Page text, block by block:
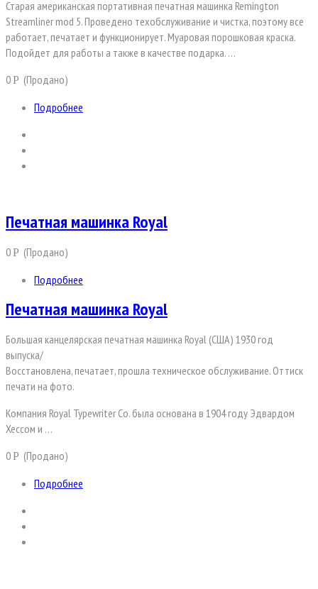
Старая американская портативная печатная машинка Remington
Streamliner mod 5. Проведено техобслуживание и чистка, поэтому все
работает, печатает и функционирует. Муаровая порошковая краска.
Подойдет для работы а также в качестве подарка. …
0Р (Продано)
Подробнее
Печатная машинка Royal
0Р (Продано)
Подробнее
Печатная машинка Royal
Большая канцелярская печатная машинка Royal (США) 1930 год
выпуска/
Восстановлена, печатает, прошла техническое обслуживание. Оттиск
печати на фото.
Компания Royal Typewriter Co. была основана в 1904 году Эдвардом
Хессом и …
0Р (Продано)
Подробнее